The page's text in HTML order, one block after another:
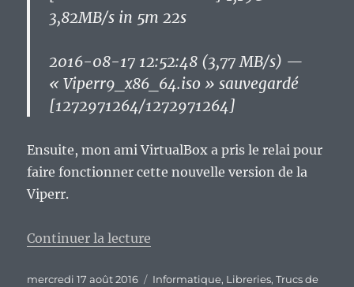
3,82MB/s in 5m 22s
2016-08-17 12:52:48 (3,77 MB/s) —
« Viperr9_x86_64.iso » sauvegardé
[1272971264/1272971264]
Ensuite, mon ami VirtualBox a pris le relai pour
faire fonctionner cette nouvelle version de la
Viperr.
Continuer la lecture
Publié
mercredi 17 août 2016 Catégories
Informatique, Libreries,Trucs de